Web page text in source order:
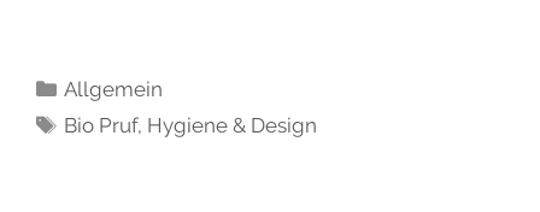
Allgemein
Bio Pruf, Hygiene & Design